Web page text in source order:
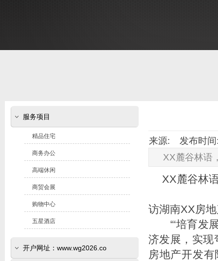
来源: 发布时
XX麓谷林语
XX麓谷林
访湖南XX房
“‘培育发展
济发展，实现
房地产开发
服务项目
精品住宅
商务办公
高端休闲
商贸会展
购物中心
五星酒店
开户网址：www.wg2026.co